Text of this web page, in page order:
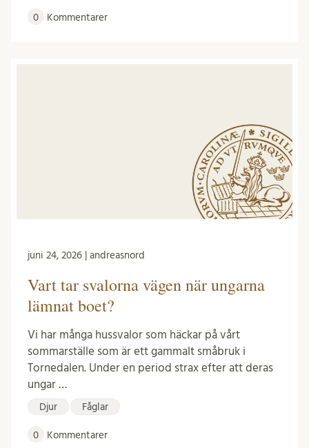
0 Kommentarer
juni 24, 2026 | andreasnord
Vart tar svalorna vägen när ungarna
lämnat boet?
Vi har många hussvalor som häckar på vårt
sommarställe som är ett gammalt småbruk i
Tornedalen. Under en period strax efter att deras
ungar …
Djur Fåglar
0 Kommentarer